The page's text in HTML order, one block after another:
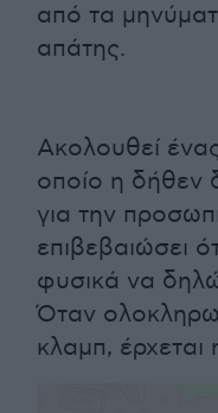
από τα
απάτης.
Ακολουθεί
οποίο η δήθεν
για την
επιβεβαιώσει
φυσικά να
Όταν
κλαμπ,